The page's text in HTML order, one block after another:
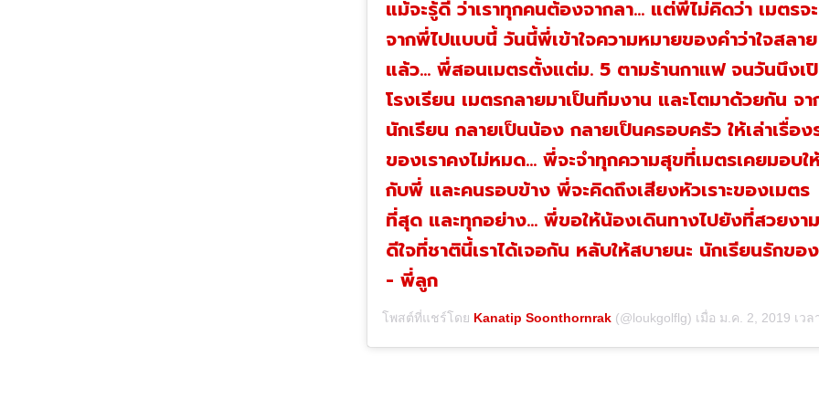
แม้จะรู้ดี ว่าเราทุกคนต้องจากลา... แต่พี่ไม่คิดว่า เมตรจะ
จากพี่ไปแบบนี้ วันนี้พี่เข้าใจความหมายของคำว่าใจสลาย
แล้ว... พี่สอนเมตรตั้งแต่ม. 5 ตามร้านกาแฟ จนวันนึงเ
โรงเรียน เมตรกลายมาเป็นทีมงาน และโตมาด้วยกัน จา
นักเรียน กลายเป็นน้อง กลายเป็นครอบครัว ให้เล่าเรื่อง
ของเราคงไม่หมด... พี่จะจำทุกความสุขที่เมตรเคยมอบใ
กับพี่ และคนรอบข้าง พี่จะคิดถึงเสียงหัวเราะของเมตร
ที่สุด และทุกอย่าง... พี่ขอให้น้องเดินทางไปยังที่สวยงาม
ดีใจที่ชาตินี้เราได้เจอกัน หลับให้สบายนะ นักเรียนรักขอ
- พี่ลูก
โพสต์ที่แชร์โดย Kanatip Soonthornrak (@loukgolflg) เมื่อ ม.ค. 2, 2019 เวลา 5:15pm